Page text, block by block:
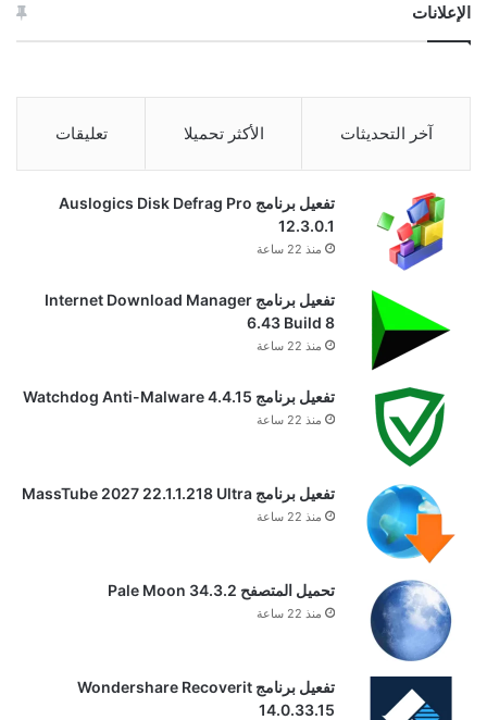
الإعلانات
آخر التحديثات الأكثر تحميلا تعليقات
تفعيل برنامج Auslogics Disk Defrag Pro
12.3.0.1
منذ 22 ساعة
تفعيل برنامج Internet Download Manager
6.43 Build 8
منذ 22 ساعة
تفعيل برنامج Watchdog Anti-Malware 4.4.15
منذ 22 ساعة
تفعيل برنامج MassTube 2027 22.1.1.218 Ultra
منذ 22 ساعة
تحميل المتصفح Pale Moon 34.3.2
منذ 22 ساعة
تفعيل برنامج Wondershare Recoverit
14.0.33.15